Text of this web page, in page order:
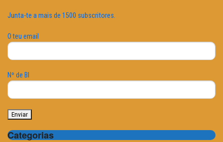
Junta-te a mais de 1500 subscritores.
O teu email
Nº de BI
Categorias